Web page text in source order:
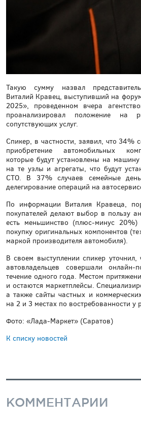
Такую сумму назвал
Виталий Кравец, выступивший на
2025», проведенном вчера
проанализировал положение на
сопутствующих услуг.
Спикер, в частности, заявил, что 34%
приобретение автомобильных
которые будут установлены на
на те узлы и агрегаты, что будут
СТО. В 37% случаев семейные
делегирование операций на
По информации Виталия Кравеца,
покупателей делают выбор в пользу
есть меньшинство (плюс-минус 20%)
покупку оригинальных компонентов
маркой производителя автомобиля).
В своем выступлении спикер уточнил,
автовладельцев совершали онлайн-
течение одного года. Местом
и остаются маркетплейсы.
а также сайты частных и
на 2 и 3 местах по востребованности у
Фото: «Лада-Маркет» (Саратов)
К списку новостей
КОММЕНТАРИИ